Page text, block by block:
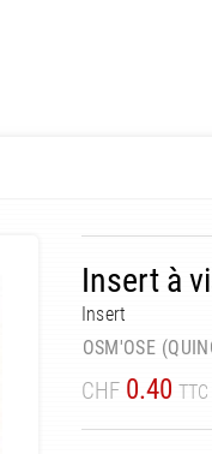
Insert à
Insert
OSM'OSE
CHF 0.40 TTC